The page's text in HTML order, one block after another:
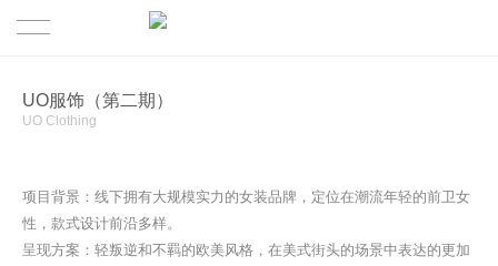
UO服饰（第二期）
UO Clothing
项目背景：线下拥有大规模实力的女装品牌，定位在潮流年轻的前卫女
性，款式设计前沿多样。
呈现方案：轻叛逆和不羁的欧美风格，在美式街头的场景中表达的更加
关于
关于星潮
行业交流